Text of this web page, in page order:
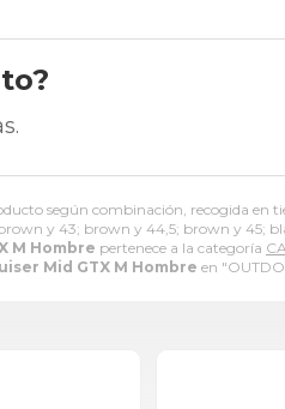
según combinación, recogida en
y 43; brown y 44,5; brown y 45;
M Hombre pertenece a la categoría
Mid GTX M Hombre en